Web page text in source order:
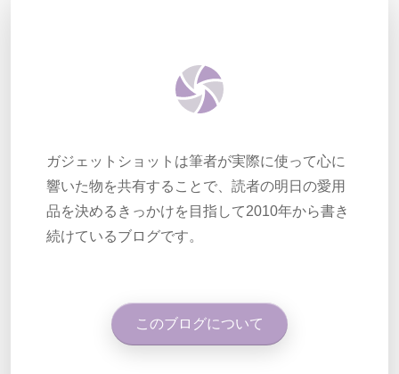
ガジェットショットは筆者が実際に使って心に
響いた物を共有することで、読者の明日の愛用
品を決めるきっかけを目指して2010年から書き
続けているブログです。
このブログについて